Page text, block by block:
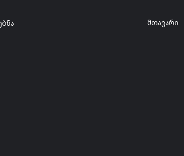
მთავარი